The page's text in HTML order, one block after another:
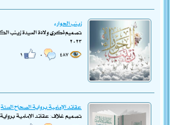
زينب الحوارء
تصميم ذكرى ولادة السيدة زينب
٢٠٢٣
عقائد الإمامية برواية الصحاح الستة
تصميم غلاف: عقائد الإمامية